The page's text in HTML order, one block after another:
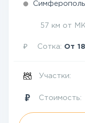
57 км от
₽ Сотка: От
Участки:
Стоимость: